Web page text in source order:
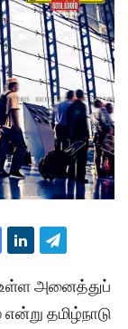
உள்ள அனைத்துப்
தமிழ்நாடு